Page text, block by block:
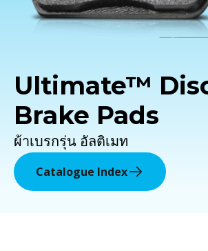
Ultimate™
Brake Pads
ผ้าเบรกรุ่น อัลติเมท
Catalogue Index